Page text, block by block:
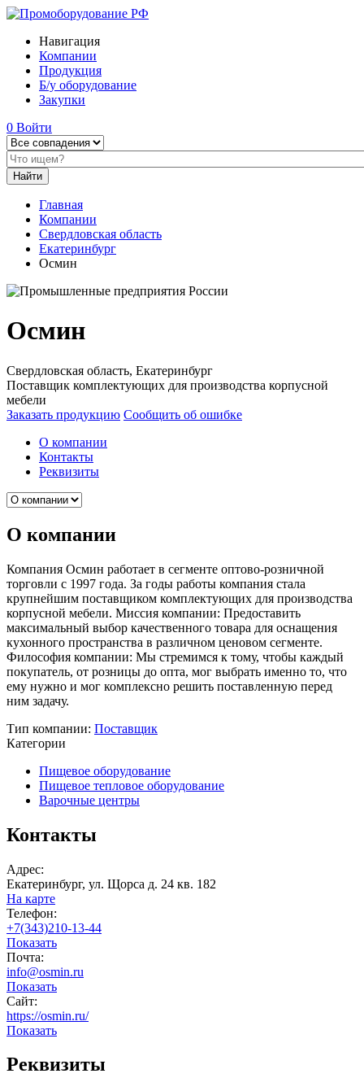
Навигация
Компании
Продукция
Б/у оборудование
Закупки
0 Войти
Главная
Компании
Свердловская область
Екатеринбург
Осмин
Осмин
Свердловская область, Екатеринбург
Поставщик комплектующих для производства корпусной
мебели
Заказать продукцию Сообщить об ошибке
О компании
Контакты
Реквизиты
О компании
Компания Осмин работает в сегменте оптово-розничной
торговли с 1997 года. За годы работы компания стала
крупнейшим поставщиком комплектующих для производства
корпусной мебели. Миссия компании: Предоставить
максимальный выбор качественного товара для оснащения
кухонного пространства в различном ценовом сегменте.
Философия компании: Мы стремимся к тому, чтобы каждый
покупатель, от розницы до опта, мог выбрать именно то, что
ему нужно и мог комплексно решить поставленную перед
ним задачу.
Тип компании: Поставщик
Категории
Пищевое оборудование
Пищевое тепловое оборудование
Варочные центры
Контакты
Адрес:
Екатеринбург, ул. Щорса д. 24 кв. 182
На карте
Телефон:
+7(343)210-13-44
Показать
Почта:
info@osmin.ru
Показать
Сайт:
https://osmin.ru/
Показать
Реквизиты